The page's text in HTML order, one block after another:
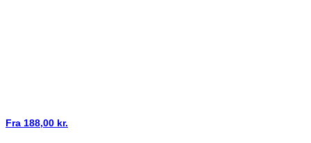
Fra 188,00 kr.